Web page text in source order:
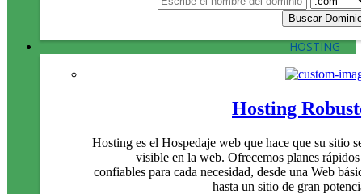
HOSTING
Hosting
Hosting es el Hospedaje web que hace que su sitio
visible en la web. Ofrecemos planes
confiables para cada necesidad, desde una Web
hasta un sitio de gran